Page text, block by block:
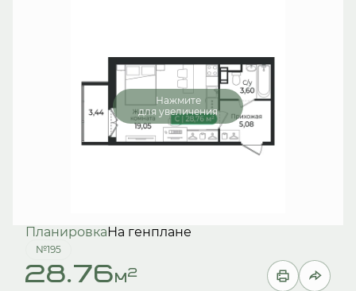
Нажмите
для увеличения
ПланировкаНа генплане
№195
28.76м2